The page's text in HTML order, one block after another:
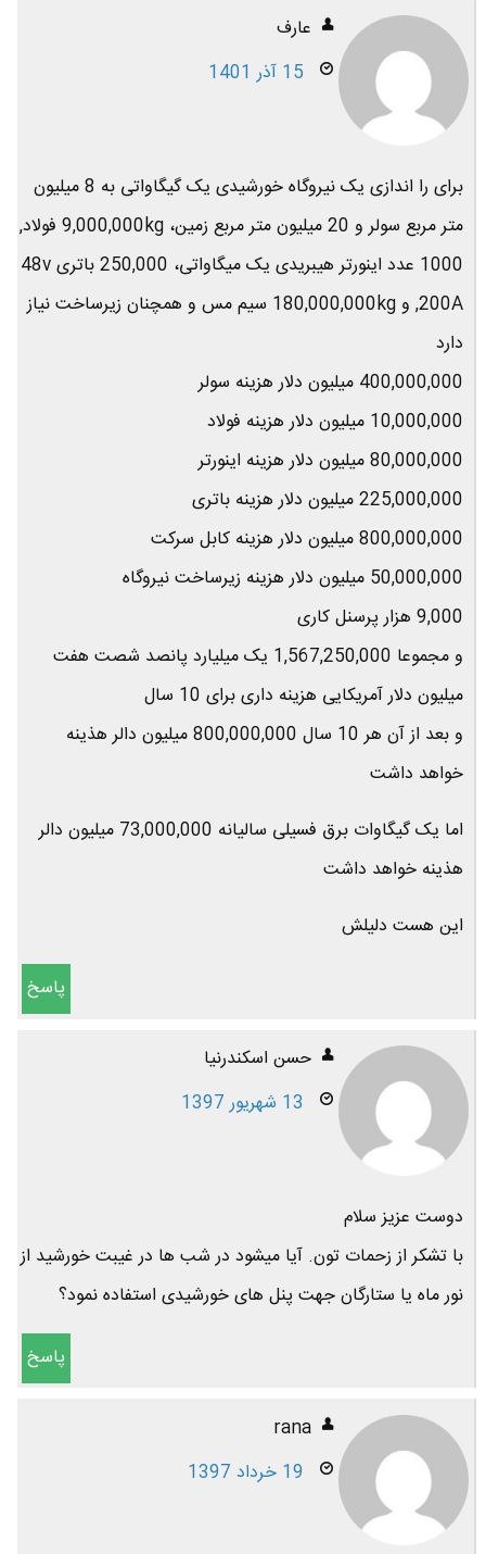
عارف
15 آذر 1401
برای را اندازی یک نیروگاه خورشیدی یک گیگاواتی به 8 میلیون
متر مربع سولر و 20 میلیون متر مربع زمین، 9,000,000kg فولاد,
1000 عدد اینورتر هیبریدی یک میگاواتی، 250,000 باتری 48v
200A, و 180,000,000kg سیم مس و همچنان زیرساخت نیاز
دارد
400,000,000 میلیون دلار هزینه سولر
10,000,000 میلیون دلار هزینه فولاد
80,000,000 میلیون دلار هزینه اینورتر
225,000,000 میلیون دلار هزینه باتری
800,000,000 میلیون دلار هزینه کابل سرکت
50,000,000 میلیون دلار هزینه زیرساخت نیروگاه
9,000 هزار پرسنل کاری
و مجموعا 1,567,250,000 یک میلیارد پانصد شصت هفت
میلیون دلار آمریکایی هزینه داری برای 10 سال
و بعد از آن هر 10 سال 800,000,000 میلیون دالر هذینه
خواهد داشت
اما یک گیگاوات برق فسیلی سالیانه 73,000,000 میلیون دالر
هذینه خواهد داشت
این هست دلیلش
پاسخ
حسن اسکندرنیا
13 شهریور 1397
دوست عزیز سلام
با تشکر از زحمات تون. آیا میشود در شب ها در غیبت خورشید از
نور ماه یا ستارگان جهت پنل های خورشیدی استفاده نمود؟
پاسخ
rana
19 خرداد 1397